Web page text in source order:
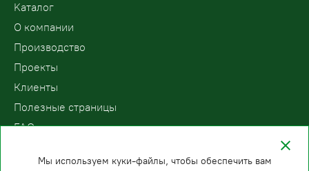
Kаталог
О компании
Производство
Проекты
Клиенты
Полезные страницы
FAQ
Мы используем куки-файлы, чтобы обеспечить вам